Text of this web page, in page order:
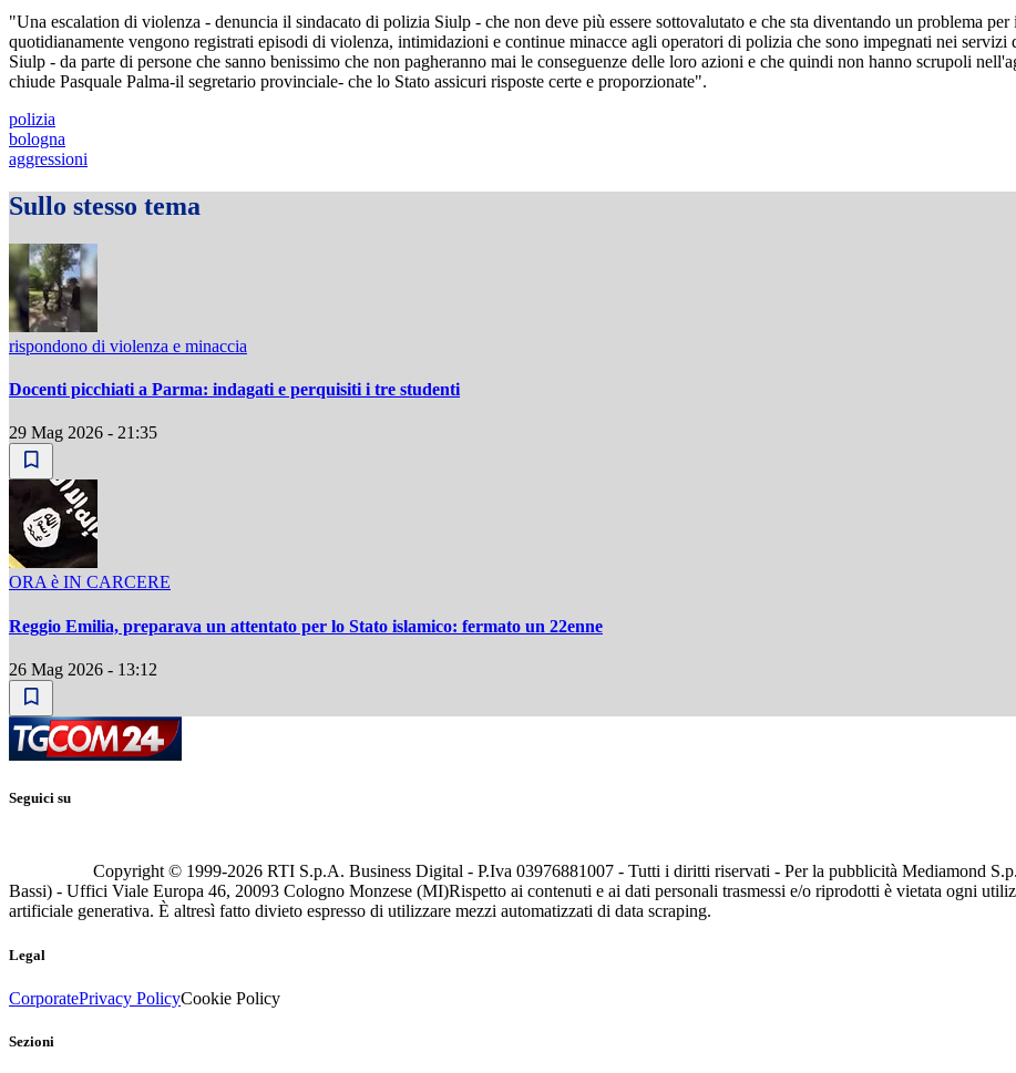
"Una escalation di violenza - denuncia il sindacato di polizia Siulp - che non deve più essere sottovalutato e che sta diventando un problema
quotidianamente vengono registrati episodi di violenza, intimidazioni e continue minacce agli operatori di polizia che sono impegnati nei
Siulp - da parte di persone che sanno benissimo che non pagheranno mai le conseguenze delle loro azioni e che quindi non hanno scrupoli
chiude Pasquale Palma-il segretario provinciale- che lo Stato assicuri risposte certe e proporzionate".
polizia
bologna
aggressioni
Sullo stesso tema
rispondono di violenza e minaccia
Docenti picchiati a Parma: indagati e perquisiti i tre studenti
29 Mag 2026 - 21:35
ORA è IN CARCERE
Reggio Emilia, preparava un attentato per lo Stato islamico: fermato un 22enne
26 Mag 2026 - 13:12
Seguici su
Copyright © 1999-2026 RTI S.p.A. Business Digital - P.Iva 03976881007 - Tutti i diritti riservati - Per la pubblicità Mediamond
Bassi) - Uffici Viale Europa 46, 20093 Cologno Monzese (MI)Rispetto ai contenuti e ai dati personali trasmessi e/o riprodotti è vietata ogni
artificiale generativa. È altresì fatto divieto espresso di utilizzare mezzi automatizzati di data scraping.
Legal
CorporatePrivacy PolicyCookie Policy
Sezioni